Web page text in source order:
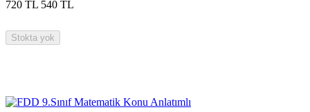
720 TL 540 TL
Stokta yok